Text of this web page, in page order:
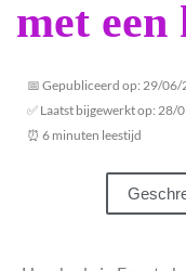
met
📅 Gepubliceerd op: 29/06/
✅ Laatst bijgewerkt op: 28/
⏰ 6 minuten leestijd